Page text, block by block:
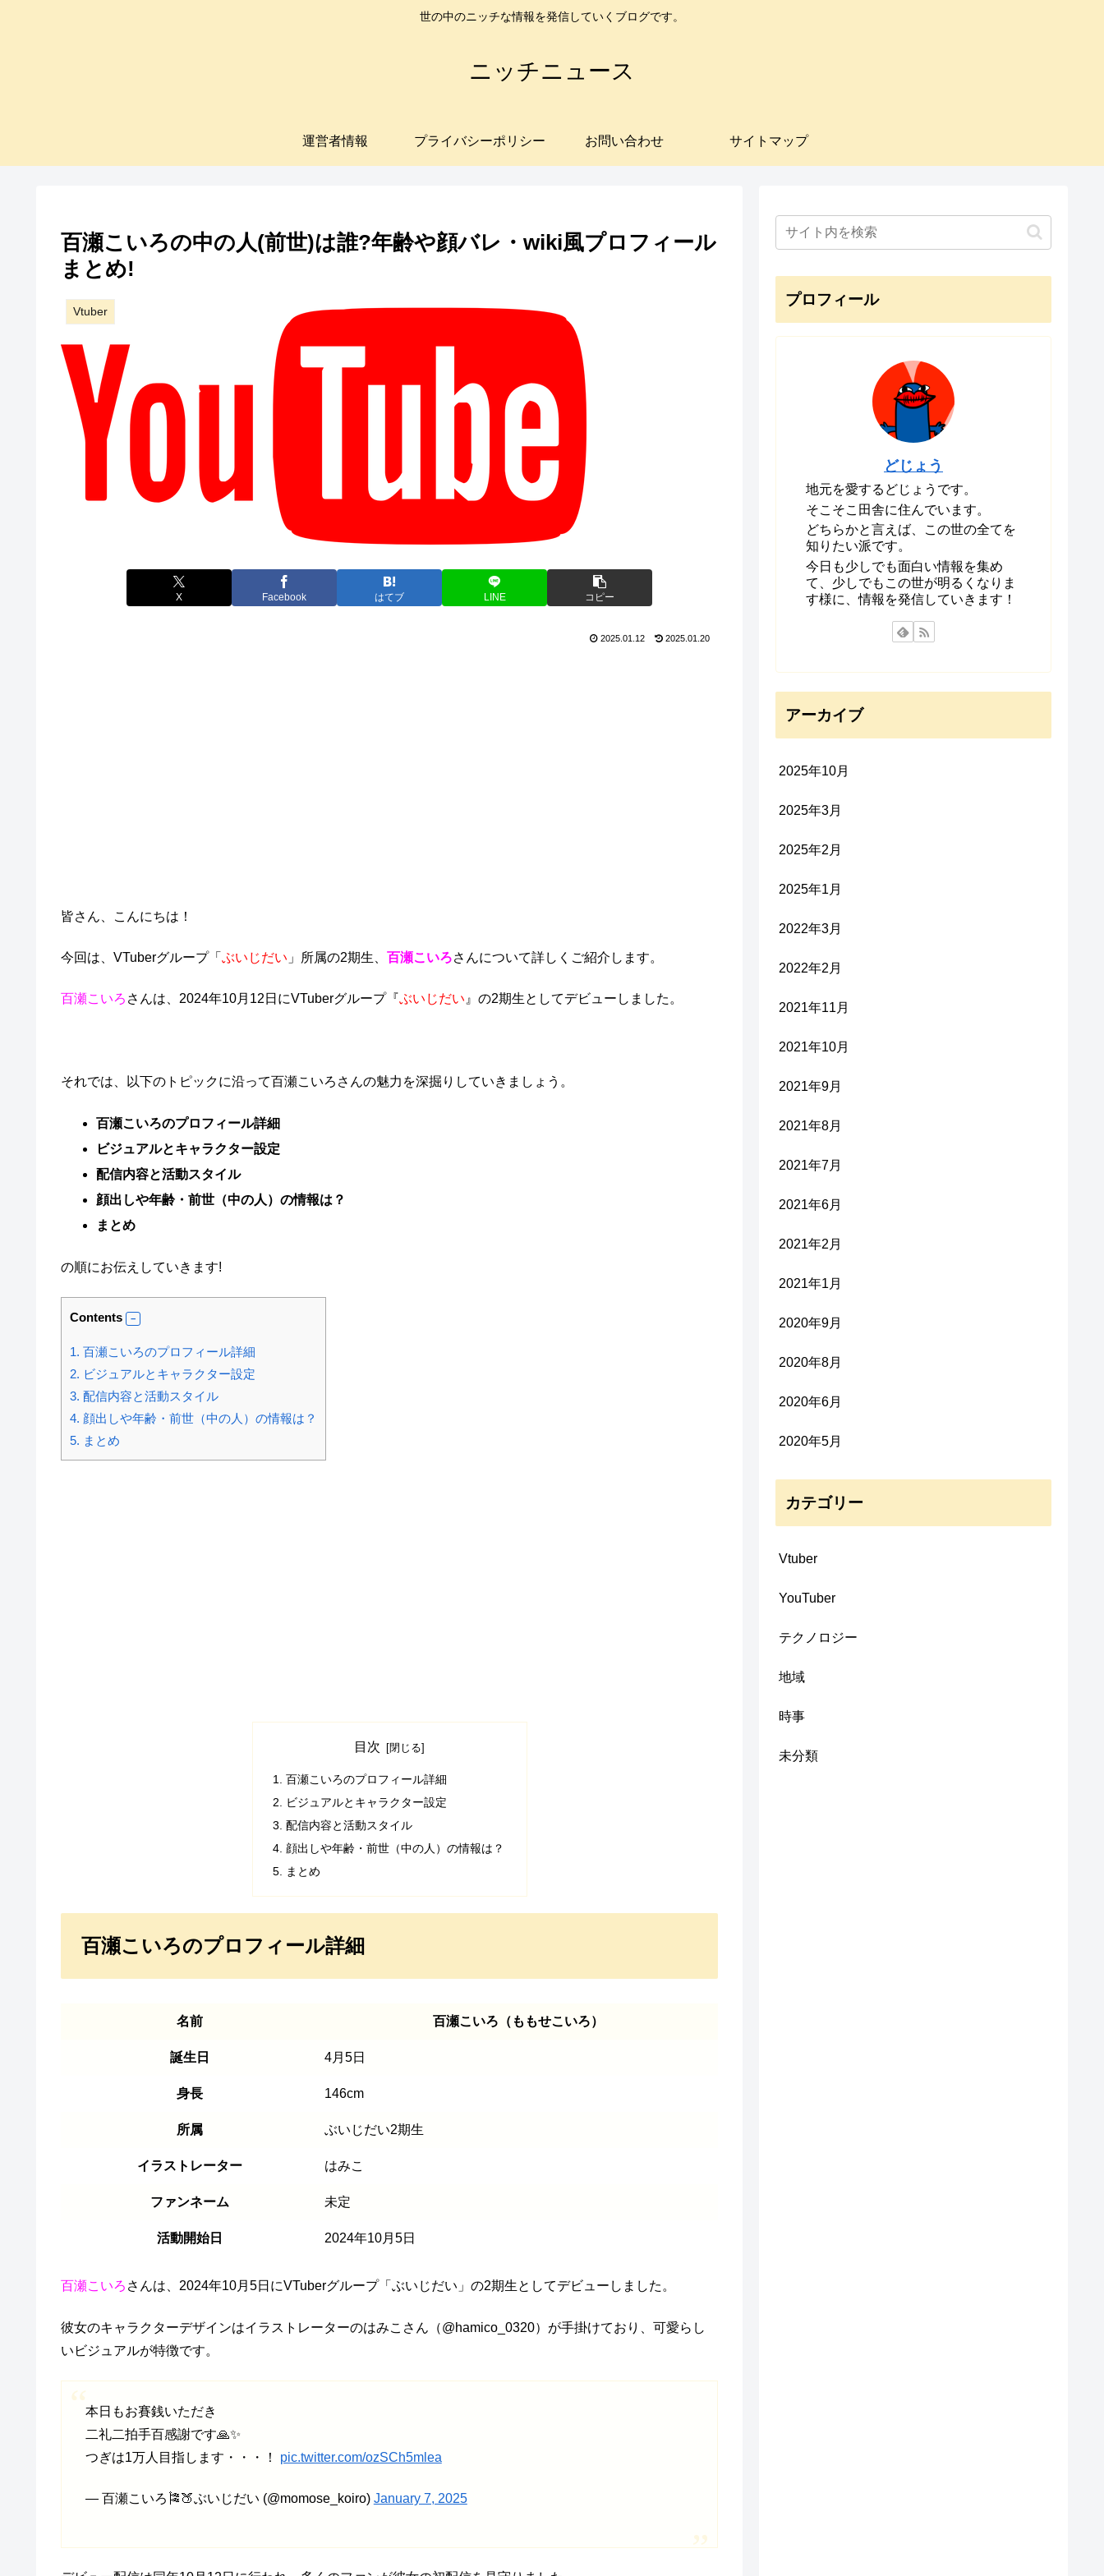
世の中のニッチな情報を発信していくブログです。
ニッチニュース
運営者情報 プライバシーポリシー お問い合わせ サイトマップ
百瀬こいろの中の人(前世)は誰?年齢や顔バレ・wiki風プロフィール
まとめ!
Vtuber
X Facebook はてブ LINE コピー
2025.01.12 2025.01.20
皆さん、こんにちは！
今回は、VTuberグループ「 ぶいじだい 」所属の2期生、 百瀬こいろさんについて詳しくご紹介します。
百瀬こいろ さんは、2024年10月12日にVTuberグループ『ぶいじだい 』の2期生としてデビューしました。
それでは、以下のトピックに沿って百瀬こいろさんの魅力を深掘りしていきましょう。
百瀬こいろのプロフィール詳細
ビジュアルとキャラクター設定
配信内容と活動スタイル
顔出しや年齢・前世（中の人）の情報は？
まとめ
の順にお伝えしていきます!
Contents
1. 百瀬こいろのプロフィール詳細
2. ビジュアルとキャラクター設定
3. 配信内容と活動スタイル
4. 顔出しや年齢・前世（中の人）の情報は？
5. まとめ
目次
百瀬こいろのプロフィール詳細
ビジュアルとキャラクター設定
配信内容と活動スタイル
顔出しや年齢・前世（中の人）の情報は？
まとめ
百瀬こいろのプロフィール詳細
名前 百瀬こいろ（ももせこいろ）
誕生日 4月5日
身長 146cm
所属 ぶいじだい2期生
イラストレーター はみこ
ファンネーム 未定
活動開始日 2024年10月5日
百瀬こいろ さんは、2024年10月5日にVTuberグループ「ぶいじだい」の2期生としてデビューしました。
彼女のキャラクターデザインはイラストレーターのはみこさん（@hamico_0320）が手掛けており、可愛らし
いビジュアルが特徴です。
本日もお賽銭いただき
二礼二拍手百感謝です🙏✨
つぎは1万人目指します・・・！ pic.twitter.com/ozSCh5mlea
— 百瀬こいろ🎏🍑ぶいじだい (@momose_koiro) January 7, 2025
プロフィール
どじょう
地元を愛するどじょうです。
そこそこ田舎に住んでいます。
どちらかと言えば、この世の全てを
知りたい派です。
今日も少しでも面白い情報を集め
て、少しでもこの世が明るくなりま
す様に、情報を発信していきます！
アーカイブ
2025年10月
2025年3月
2025年2月
2025年1月
2022年3月
2022年2月
2021年11月
2021年10月
2021年9月
2021年8月
2021年7月
2021年6月
2021年2月
2021年1月
2020年9月
2020年8月
2020年6月
2020年5月
カテゴリー
Vtuber
YouTuber
テクノロジー
地域
時事
未分類